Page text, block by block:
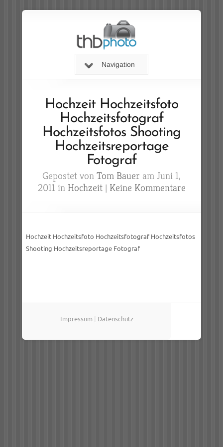
Navigation
Hochzeit Hochzeitsfoto
Hochzeitsfotograf
Hochzeitsfotos Shooting
Hochzeitsreportage
Fotograf
Gepostet von Tom Bauer am Juni 1,
2011 in Hochzeit| Keine Kommentare
Hochzeit Hochzeitsfoto Hochzeitsfotograf Hochzeitsfotos
Shooting Hochzeitsreportage Fotograf
Impressum | Datenschutz